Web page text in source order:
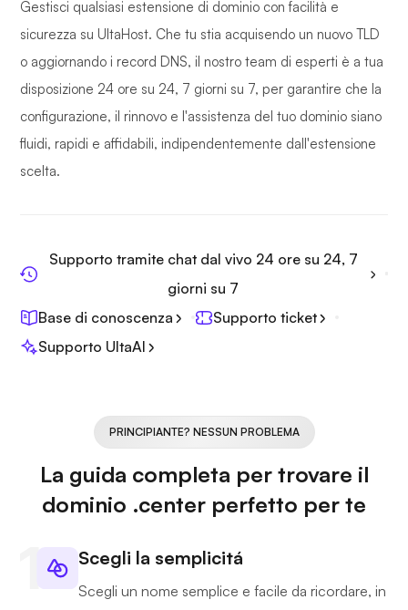
Gestisci qualsiasi estensione di dominio con facilità e
sicurezza su UltaHost. Che tu stia acquisendo un nuovo TLD
o aggiornando i record DNS, il nostro team di esperti è a tua
disposizione 24 ore su 24, 7 giorni su 7, per garantire che la
configurazione, il rinnovo e l'assistenza del tuo dominio siano
fluidi, rapidi e affidabili, indipendentemente dall'estensione
scelta.
Supporto tramite chat dal vivo 24 ore su 24, 7
giorni su 7
Base di conoscenza
Supporto ticket
Supporto UltaAI
PRINCIPIANTE? NESSUN PROBLEMA
La guida completa per trovare il
dominio .center perfetto per te
Scegli la semplicitá
Scegli un nome semplice e facile da ricordare, in